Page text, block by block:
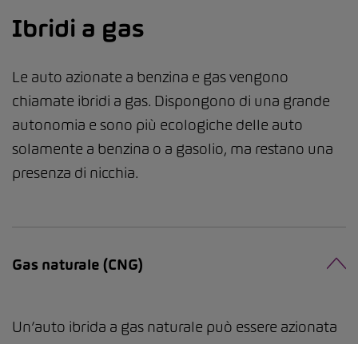
Ibridi a gas
Le auto azionate a benzina e gas vengono
chiamate ibridi a gas. Dispongono di una grande
autonomia e sono più ecologiche delle auto
solamente a benzina o a gasolio, ma restano una
presenza di nicchia.
Gas naturale (CNG)
Un’auto ibrida a gas naturale può essere azionata